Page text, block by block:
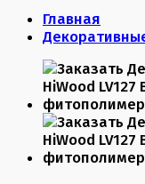
Главная